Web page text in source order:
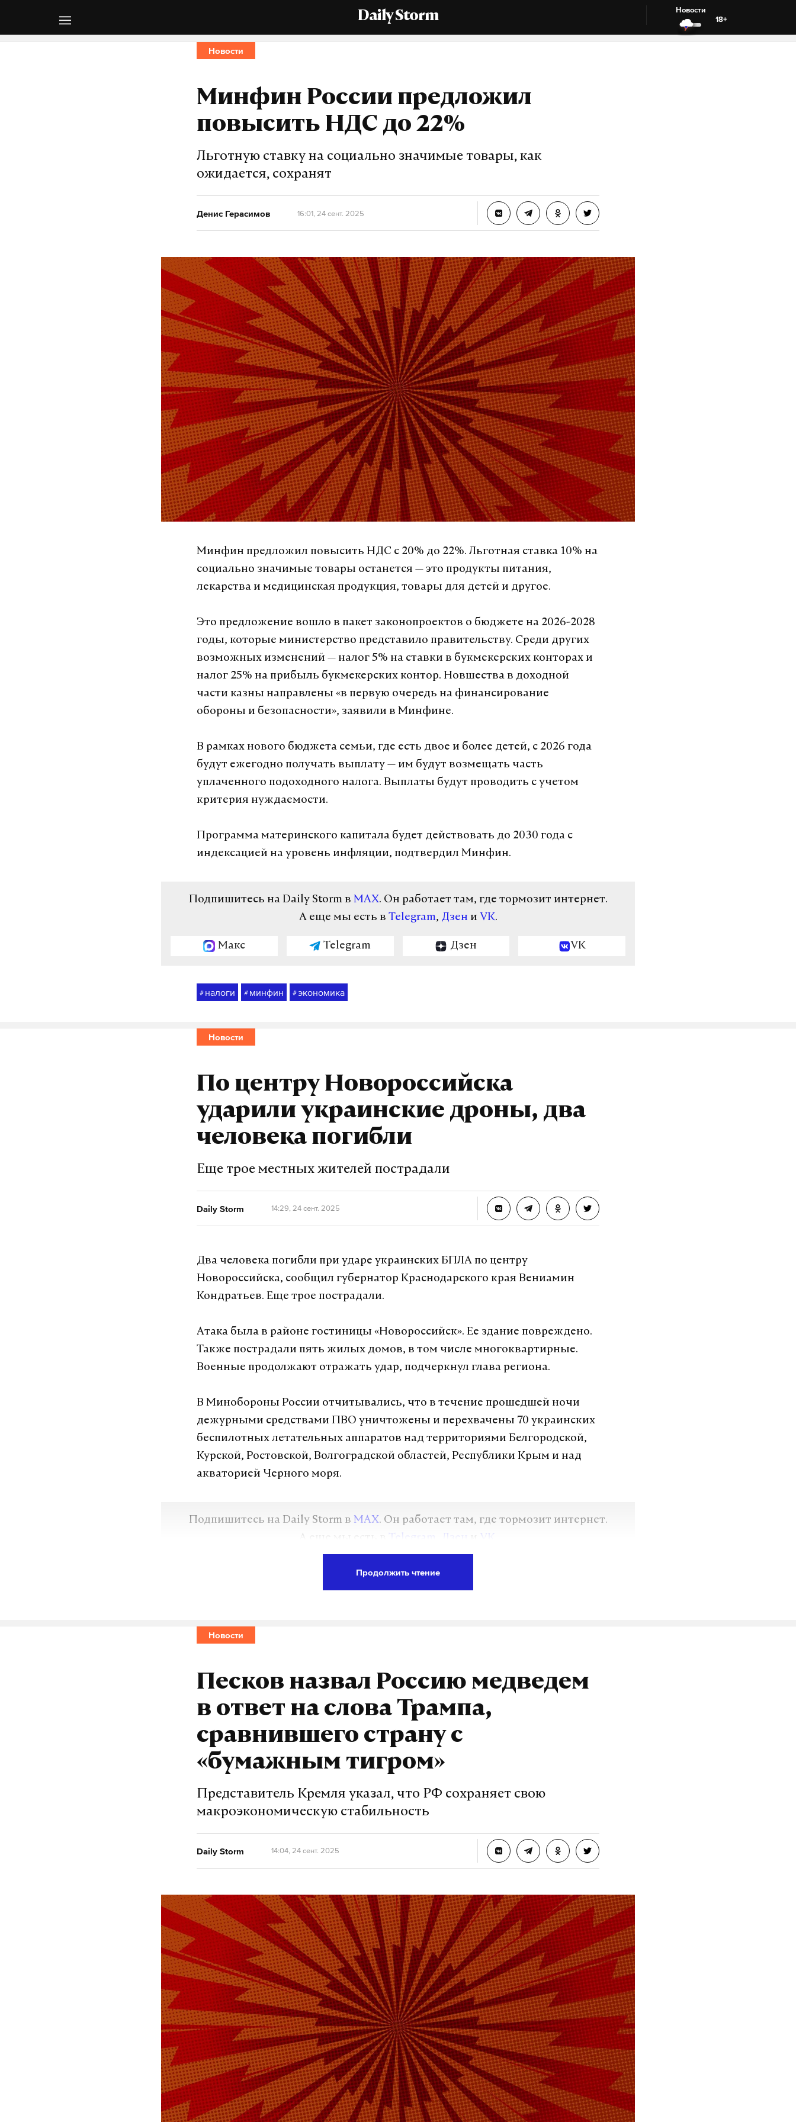
Daily Storm
Новости
18+
Новости
Минфин России предложил
повысить НДС до 22%
Льготную ставку на социально значимые товары, как
ожидается, сохранят
Денис Герасимов 16:01, 24 сент. 2025
Минфин предложил повысить НДС с 20% до 22%. Льготная ставка 10% на
социально значимые товары останется — это продукты питания,
лекарства и медицинская продукция, товары для детей и другое.
Это предложение вошло в пакет законопроектов о бюджете на 2026-2028
годы, которые министерство представило правительству. Среди других
возможных изменений — налог 5% на ставки в букмекерских конторах и
налог 25% на прибыль букмекерских контор. Новшества в доходной
части казны направлены «в первую очередь на финансирование
обороны и безопасности», заявили в Минфине.
В рамках нового бюджета семьи, где есть двое и более детей, с 2026 года
будут ежегодно получать выплату — им будут возмещать часть
уплаченного подоходного налога. Выплаты будут проводить с учетом
критерия нуждаемости.
Программа материнского капитала будет действовать до 2030 года с
индексацией на уровень инфляции, подтвердил Минфин.
Подпишитесь на Daily Storm в MAX. Он работает там, где тормозит интернет.
А еще мы есть в Telegram, Дзен и VK.
Макс Telegram Дзен VK
# налоги # минфин #экономика
Новости
По центру Новороссийска
ударили украинские дроны, два
человека погибли
Еще трое местных жителей пострадали
Daily Storm 14:29, 24 сент. 2025
Два человека погибли при ударе украинских БПЛА по центру
Новороссийска, сообщил губернатор Краснодарского края Вениамин
Кондратьев. Еще трое пострадали.
Атака была в районе гостиницы «Новороссийск». Ее здание повреждено.
Также пострадали пять жилых домов, в том числе многоквартирные.
Военные продолжают отражать удар, подчеркнул глава региона.
В Минобороны России отчитывались, что в течение прошедшей ночи
дежурными средствами ПВО уничтожены и перехвачены 70 украинских
беспилотных летательных аппаратов над территориями Белгородской,
Курской, Ростовской, Волгоградской областей, Республики Крым и над
акваторией Черного моря.
Подпишитесь на Daily Storm в MAX. Он работает там, где тормозит интернет.
А еще мы есть в
Telegram Дзен VK
Продолжить чтение
Новости
Песков назвал Россию медведем
в ответ на слова Трампа,
сравнившего страну с
«бумажным тигром»
Представитель Кремля указал, что РФ сохраняет свою
макроэкономическую стабильность
Daily Storm 14:04, 24 сент. 2025